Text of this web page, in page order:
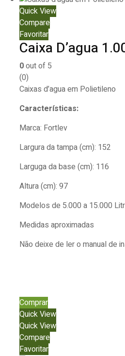
Quick View
Compare
Favoritar
Caixa D’agua
0out of 5
(0)
Caixas d’agua em Polietileno
Características:
Marca: Fortlev
Largura da tampa (cm): 152
Larguga da base (cm): 116
Altura (cm): 97
Modelos de 5.000 a 15.000
Medidas aproximadas
Não deixe de ler o manual de
Comprar
Quick View
Quick View
Compare
Favoritar